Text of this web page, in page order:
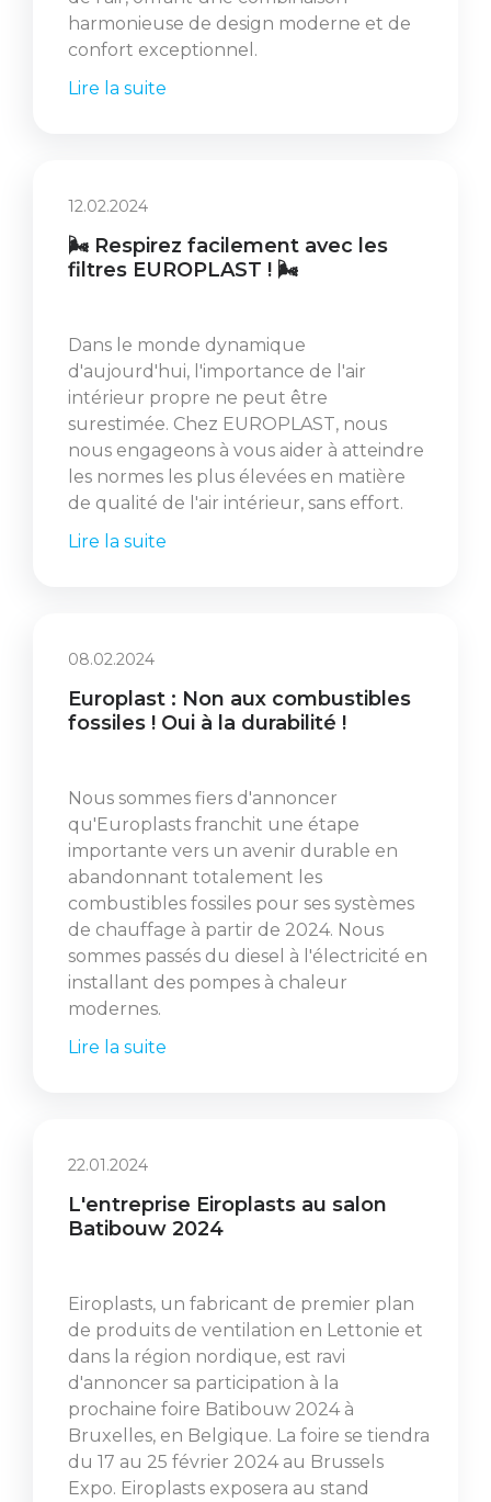
harmonieuse de design moderne et de
confort exceptionnel.
Lire la suite
12.02.2024
🌬️ Respirez facilement avec les
filtres EUROPLAST ! 🌬️
Dans le monde dynamique
d'aujourd'hui, l'importance de l'air
intérieur propre ne peut être
surestimée. Chez EUROPLAST, nous
nous engageons à vous aider à atteindre
les normes les plus élevées en matière
de qualité de l'air intérieur, sans effort.
Lire la suite
08.02.2024
Europlast : Non aux combustibles
fossiles ! Oui à la durabilité !
Nous sommes fiers d'annoncer
qu'Europlasts franchit une étape
importante vers un avenir durable en
abandonnant totalement les
combustibles fossiles pour ses systèmes
de chauffage à partir de 2024. Nous
sommes passés du diesel à l'électricité en
installant des pompes à chaleur
modernes.
Lire la suite
22.01.2024
L'entreprise Eiroplasts au salon
Batibouw 2024
Eiroplasts, un fabricant de premier plan
de produits de ventilation en Lettonie et
dans la région nordique, est ravi
d'annoncer sa participation à la
prochaine foire Batibouw 2024 à
Bruxelles, en Belgique. La foire se tiendra
du 17 au 25 février 2024 au Brussels
Expo. Eiroplasts exposera au stand